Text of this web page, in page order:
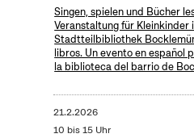
Singen, spielen und Bücher
Veranstaltung für Kleinkinder
Stadtteilbibliothek
libros. Un evento en español
la biblioteca del barrio de
21.2.2026
10 bis 15 Uhr